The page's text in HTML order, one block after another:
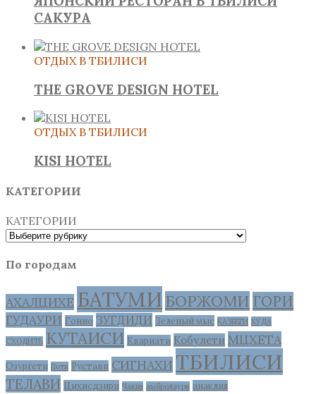
САКУРА
ОТДЫХ В ТБИЛИСИ
THE GROVE DESIGN HOTEL
ОТДЫХ В ТБИЛИСИ
KISI HOTEL
КАТЕГОРИИ
КАТЕГОРИИ
По городам
АХАЛЦИХЕ БАТУМИ БОРЖОМИ ГОРИ
ГУДАУРИ Гонио ЗУГДИДИ Зеленый мыс КАЗБЕГИ КУДА
СХОДИТЬ КУТАИСИ Квариати Кобулети МЦХЕТА
Озургети Поти Рустави СИГНАХИ ТБИЛИСИ
ТЕЛАВИ Цихисдзири Чакви амбролаури анаклия